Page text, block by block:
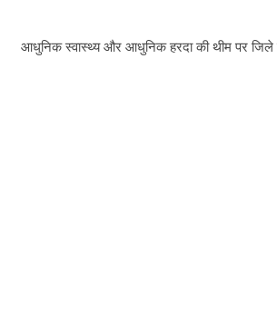
आधुनिक स्वास्थ्य और आधुनिक हरदा की थीम पर जिले